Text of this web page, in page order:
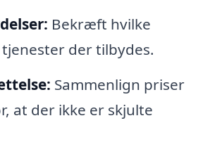
Bekræft hvilke
der tilbydes.
Sammenlign priser
at der ikke er skjulte